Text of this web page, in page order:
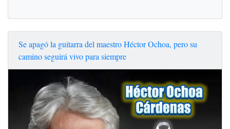
Se apagó la guitarra del maestro Héctor Ochoa, pero su
camino seguirá vivo para siempre